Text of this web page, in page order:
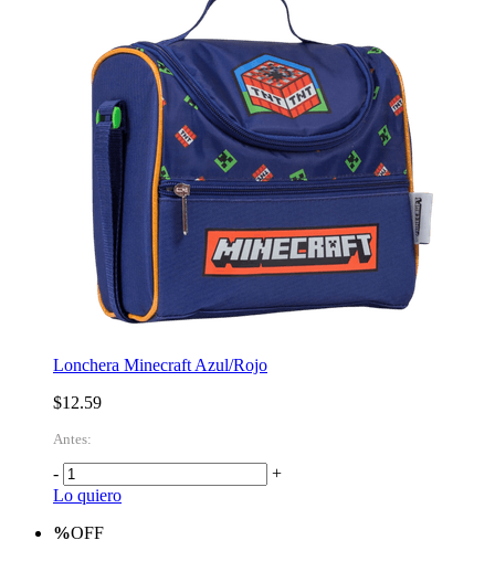
Lonchera Minecraft Azul/Rojo
$12.59
Antes:
-
+
Lo quiero
%OFF